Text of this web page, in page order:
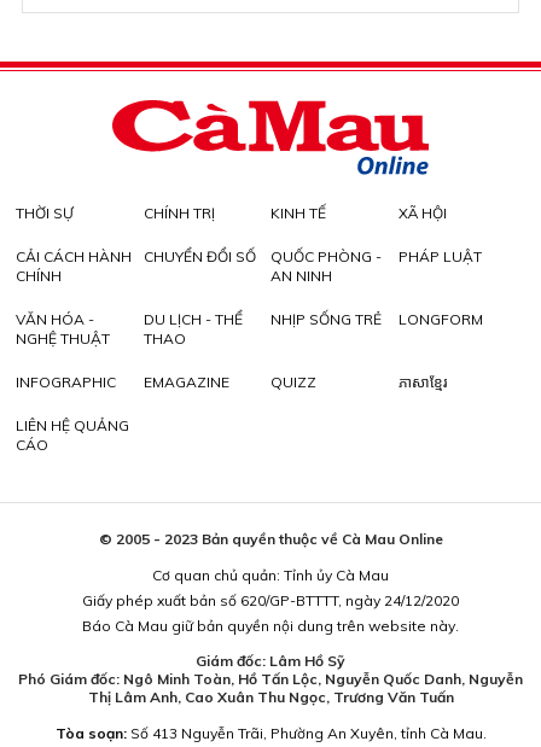
THỜI SỰ CHÍNH TRỊ KINH TẾ XÃ HỘI
CẢI CÁCH HÀNH
CHÍNH
CHUYỂN ĐỔI SỐ
QUỐC PHÒNG -
AN NINH
PHÁP LUẬT
VĂN HÓA -
NGHỆ THUẬT
DU LỊCH - THỂ
THAO
NHỊP SỐNG TRẺ LONGFORM
INFOGRAPHIC EMAGAZINE QUIZZ ភាសាខ្មែរ
LIÊN HỆ QUẢNG
CÁO
© 2005 - 2023 Bản quyền thuộc về Cà Mau Online
Cơ quan chủ quản: Tỉnh ủy Cà Mau
Giấy phép xuất bản số 620/GP-BTTTT, ngày 24/12/2020
Báo Cà Mau giữ bản quyền nội dung trên website này.
Giám đốc: Lâm Hồ Sỹ
Phó Giám đốc: Ngô Minh Toàn, Hồ Tấn Lộc, Nguyễn Quốc Danh, Nguyễn
Thị Lâm Anh, Cao Xuân Thu Ngọc, Trương Văn Tuấn
Tòa soạn:Số 413 Nguyễn Trãi, Phường An Xuyên, tỉnh Cà Mau.